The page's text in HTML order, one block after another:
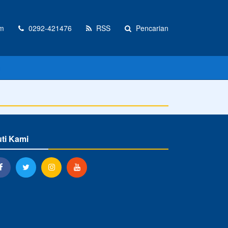
0292-421476 RSS Pencarian
Kami